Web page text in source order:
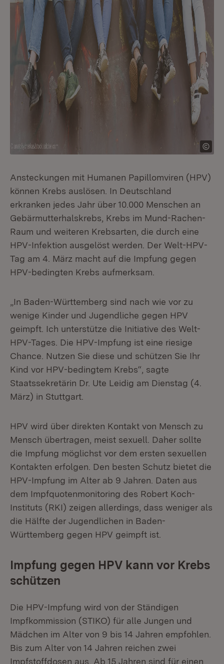
Ansteckungen mit Humanen Papillomviren (HPV)
können Krebs auslösen. In Deutschland
erkranken jedes Jahr über 10.000 Menschen an
Gebärmutterhalskrebs, Krebs im Mund-Rachen-
Raum und weiteren Krebsarten, die durch eine
HPV-Infektion ausgelöst werden. Der Welt-HPV-
Tag am 4. März macht auf die Impfung gegen
HPV-bedingten Krebs aufmerksam.
„In Baden-Württemberg sind nach wie vor zu
wenige Kinder und Jugendliche gegen HPV
geimpft. Ich unterstütze die Initiative des Welt-
HPV-Tages. Die HPV-Impfung ist eine riesige
Chance. Nutzen Sie diese und schützen Sie Ihr
Kind vor HPV-bedingtem Krebs“, sagte
Staatssekretärin Dr. Ute Leidig am Dienstag (4.
März) in Stuttgart.
HPV wird über direkten Kontakt von Mensch zu
Mensch übertragen, meist sexuell. Daher sollte
die Impfung möglichst vor dem ersten sexuellen
Kontakten erfolgen. Den besten Schutz bietet die
HPV-Impfung im Alter ab 9 Jahren. Daten aus
dem Impfquotenmonitoring des Robert Koch-
Instituts (RKI) zeigen allerdings, dass weniger als
die Hälfte der Jugendlichen in Baden-
Württemberg gegen HPV geimpft ist.
Impfung gegen HPV kann vor Krebs
schützen
Die HPV-Impfung wird von der Ständigen
Impfkommission (STIKO) für alle Jungen und
Mädchen im Alter von 9 bis 14 Jahren empfohlen.
Bis zum Alter von 14 Jahren reichen zwei
Impfstoffdosen aus. Ab 15 Jahren sind für einen